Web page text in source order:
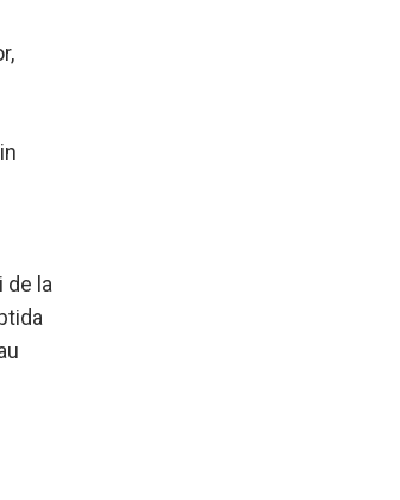
de la